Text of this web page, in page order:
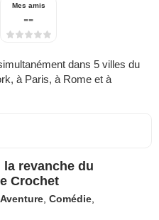
Mes amis
--
dans 5 villes du
à Paris, à Rome et à
la revanche du
Crochet
Aventure ,Comédie